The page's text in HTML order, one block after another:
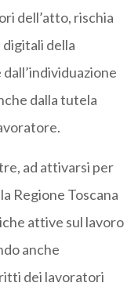
dell’atto, rischia
della
dalla tutela
ad attivarsi per
Regione Toscana
attive sul lavoro
anche
dei lavoratori